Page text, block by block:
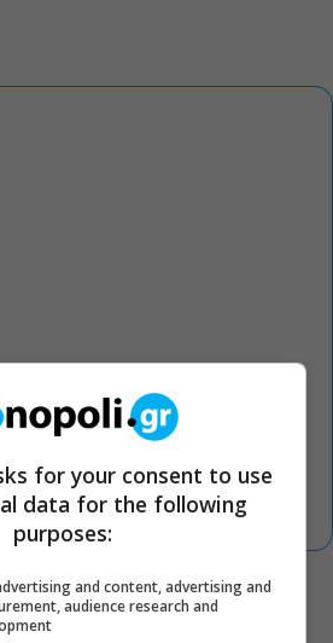
αλλάζουν την αντίληψη για
for your consent to use
data for the following
purposes:
and content, advertising and
audience research and